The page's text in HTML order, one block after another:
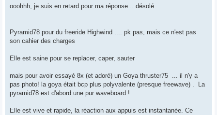
ooohhh, je suis en retard pour ma réponse .. désolé
Pyramid78 pour du freeride Highwind .... pk pas, mais ce n'est pas
son cahier des charges
Elle est saine pour se replacer, caper, sauter
mais pour avoir essayé 8x (et adoré) un Goya thruster75 ... il n'y a
pas photo! la goya était bcp plus polyvalente (presque freewave) . La
pyramid78 est d'abord une pur waveboard !
Elle est vive et rapide, la réaction aux appuis est instantanée. Ce